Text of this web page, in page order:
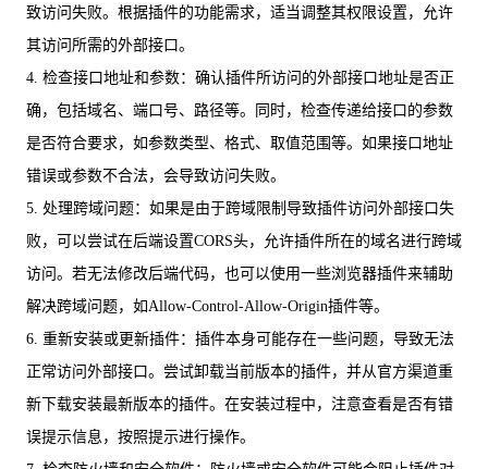
致访问失败。根据插件的功能需求，适当调整其权限设置，允许
其访问所需的外部接口。
4. 检查接口地址和参数：确认插件所访问的外部接口地址是否正
确，包括域名、端口号、路径等。同时，检查传递给接口的参数
是否符合要求，如参数类型、格式、取值范围等。如果接口地址
错误或参数不合法，会导致访问失败。
5. 处理跨域问题：如果是由于跨域限制导致插件访问外部接口失
败，可以尝试在后端设置CORS头，允许插件所在的域名进行跨域
访问。若无法修改后端代码，也可以使用一些浏览器插件来辅助
解决跨域问题，如Allow-Control-Allow-Origin插件等。
6. 重新安装或更新插件：插件本身可能存在一些问题，导致无法
正常访问外部接口。尝试卸载当前版本的插件，并从官方渠道重
新下载安装最新版本的插件。在安装过程中，注意查看是否有错
误提示信息，按照提示进行操作。